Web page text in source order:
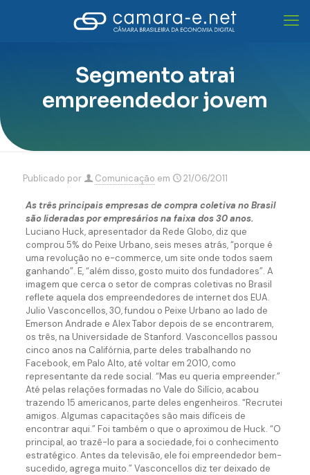
Segmento atrai
empreendedor jovem
Publicado por Comunicação em 21/06/2011
As três principais empresas de compra coletiva no Brasil
são lideradas por empresários na faixa dos 30 anos.
Luciano Huck, apresentador da Rede Globo, diz que
comprou 5% do Peixe Urbano, seis meses atrás, “porque é
uma revolução no e-commerce, um site onde todos saem
ganhando”. E, “além disso, gosto muito dos fundadores”. A
imagem que cerca o setor de compras coletivas no Brasil
reflete aquela dos empreendedores de internet dos EUA.
Julio Vasconcellos, 30, fundou o Peixe Urbano ao lado de
Emerson Andrade e Alex Tabor depois de se encontrarem,
os três, na Universidade de Stanford. Vasconcellos passou
cinco anos na Califórnia, parte deles trabalhando no
Facebook, em Palo Alto, até voltar em 2010, como
representante da rede social. “Mas eu queria empreender.”
Até pelas relações formadas no Vale do Silício, acabou
trazendo 15 americanos, parte deles engenheiros. “Recrutei
amigos. Algumas capacitações são mais difíceis de
encontrar aqui.” Foi também o que o aproximou de Huck. “O
principal, ao trazê-lo para a sociedade, foi o conhecimento
estratégico. Antes da televisão, ele foi empreendedor bem-
sucedido, agrega muito.” Vasconcellos diz ter deixado de